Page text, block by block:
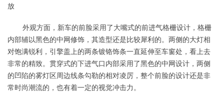
外观方面，新车的前脸采用了大嘴式的前进气格栅设计，格栅
内部辅以黑色的中网修饰，其造型还是比较犀利的。两侧的大灯相
对饱满锐利，引擎盖上的两条镀铬饰条一直延伸至车窗处，看上去
非常的精致。贯穿式的下进气口内部采用了黑色的中网设计，两侧
的凹陷的雾灯区周边线条勾勒的相对凌厉，整个前脸的设计还是非
常时尚潮流的，也有着一定的视觉冲击力。